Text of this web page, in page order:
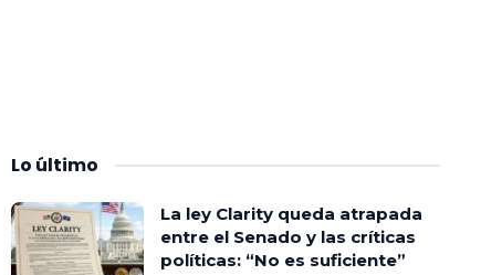
Lo último
La ley Clarity queda atrapada
entre el Senado y las críticas
políticas: “No es suficiente”